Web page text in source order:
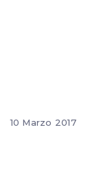
10 Marzo 2017